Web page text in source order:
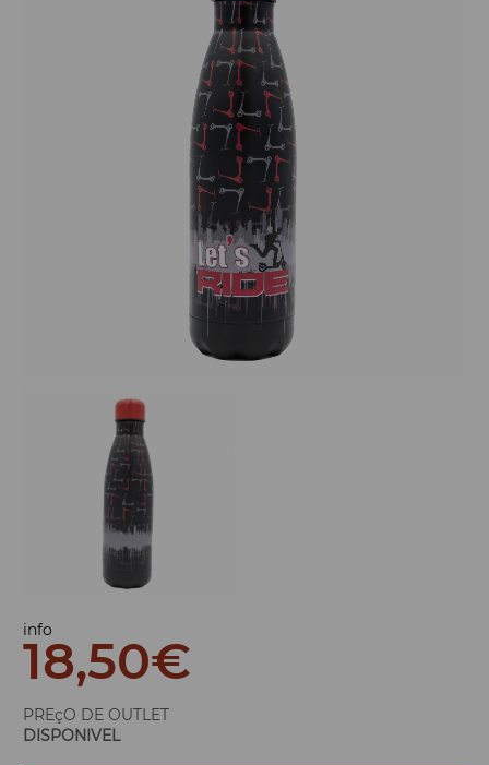
info
18,50€
PREçO DE OUTLET
DISPONIVEL